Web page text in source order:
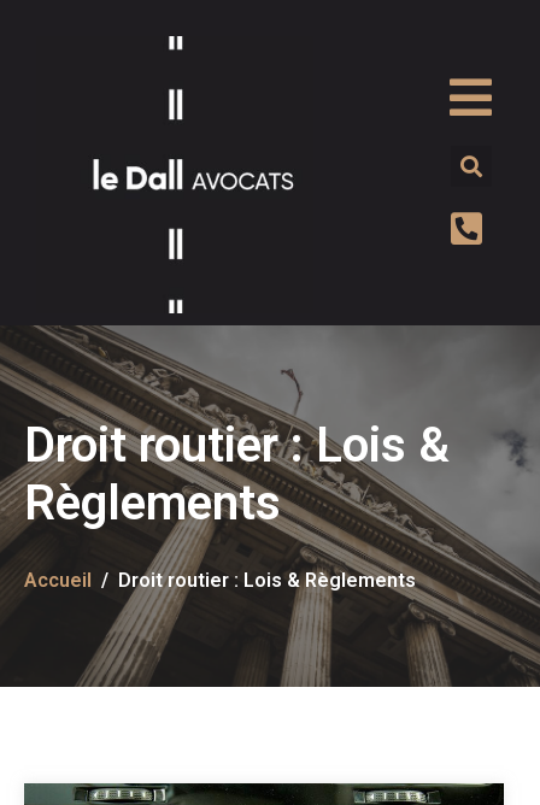
Droit routier : Lois &
Règlements
Accueil Droit routier : Lois & Règlements